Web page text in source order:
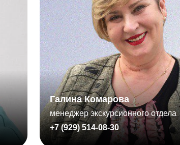
Галина Комарова
менеджер экскурсионного отдела
+7 (929) 514-08-30